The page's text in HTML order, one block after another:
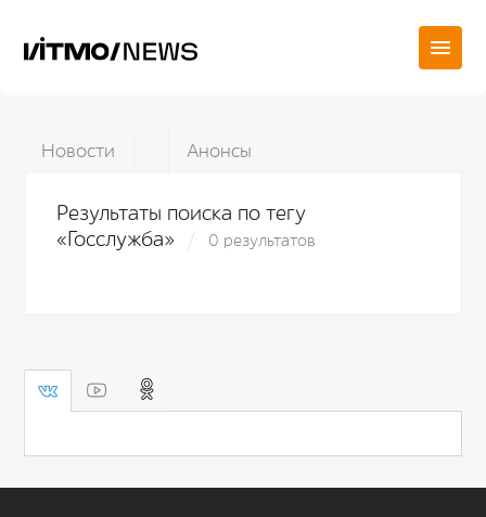
Новости Анонсы
Результаты поиска по тегу
«Госслужба»
0 результатов